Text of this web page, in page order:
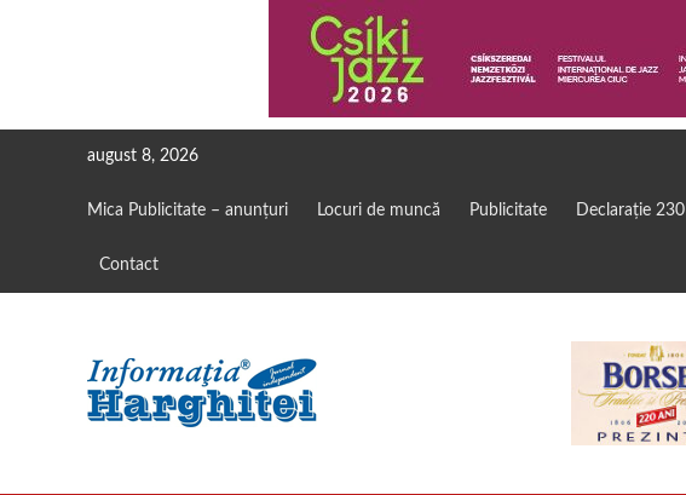
august 8, 2026
Mica Publicitate – anunțuri Locuri de muncă Publicitate Declarație 230
Contact